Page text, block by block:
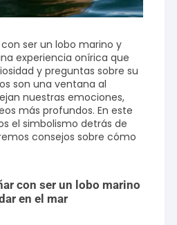
ser un lobo marino y
experiencia onírica que
y preguntas sobre su
son una ventana al
nuestras emociones,
más profundos. En este
el simbolismo detrás de
consejos sobre cómo
con ser un lobo marino
en el mar